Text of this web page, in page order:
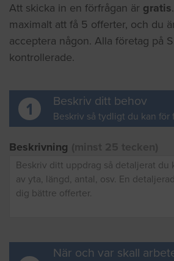
Att skicka in en förfrågan är gratis
maximalt att få 5 offerter, och du
acceptera någon. Alla företag på
kontrollerade.
1 Beskriv ditt behov
Beskriv så tydligt du kan för
Beskrivning
När och var skall